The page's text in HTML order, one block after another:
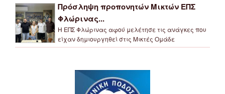
Πρόσληψη προπονητών Μικτών ΕΠΣ
Φλώρινας...
Η ΕΠΣ Φλώρινας αφού μελέτησε τις ανάγκες που
είχαν δημιουργηθεί στις Μικτές Ομάδε